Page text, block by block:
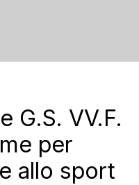
G.S. VV.F.
per
allo sport